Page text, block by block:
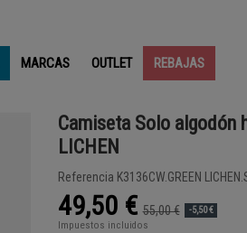
MARCAS OUTLET REBAJAS
Camiseta Solo algodón
LICHEN
Referencia K3136CW.GREEN
49,50 € 55,00 €
-5,50 €
Impuestos incluidos